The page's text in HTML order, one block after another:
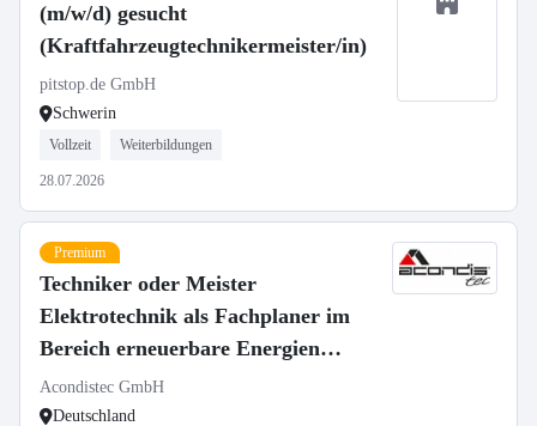
(m/w/d) gesucht
(Kraftfahrzeugtechnikermeister/in)
pitstop.de GmbH
Schwerin
Vollzeit Weiterbildungen
28.07.2026
Premium
Techniker oder Meister
Elektrotechnik als Fachplaner im
Bereich erneuerbare Energien
(m/w/d)
Acondistec GmbH
Deutschland